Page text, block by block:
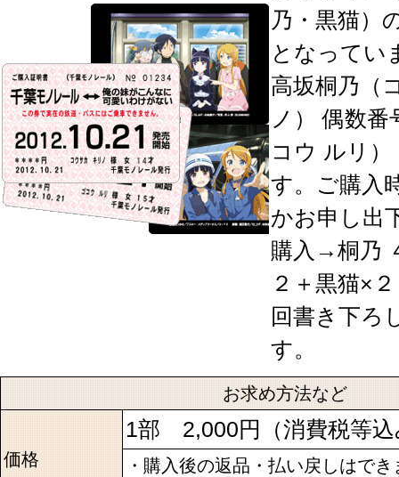
乃・黒猫）
となってい
高坂桐乃（
ノ） 偶数
コウ ルリ
す。ご購入
かお申し出
購入→桐乃
２＋黒猫×
回書き下ろ
す。
お求め方法など
価格
1部 2,000円（消費税等込
・購入後の返品・払い戻しはで